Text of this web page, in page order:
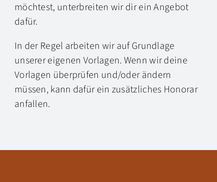
möchtest, unterbreiten wir dir ein Angebot
dafür.
In der Regel arbeiten wir auf Grundlage
unserer eigenen Vorlagen. Wenn wir deine
Vorlagen überprüfen und/oder ändern
müssen, kann dafür ein zusätzliches Honorar
anfallen.